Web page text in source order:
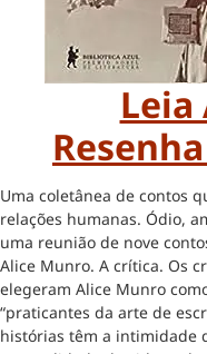
Leia
Uma coletânea de contos
relações humanas. Ódio,
uma reunião de nove
Alice Munro. A crítica. Os
elegeram Alice Munro
“praticantes da arte de
histórias têm a intimidade